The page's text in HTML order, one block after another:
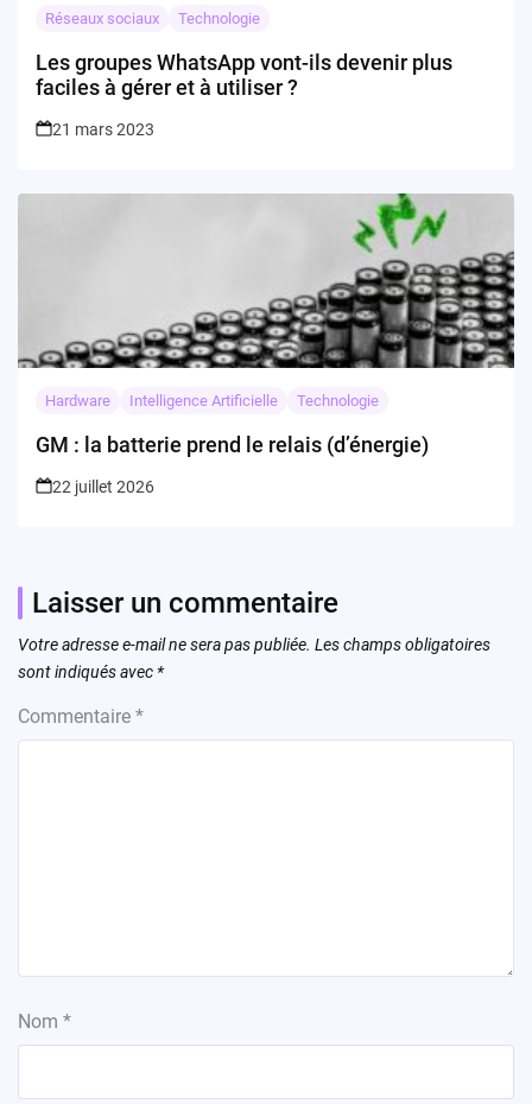
Réseaux sociaux Technologie
Les groupes WhatsApp vont-ils devenir plus
faciles à gérer et à utiliser ?
21 mars 2023
Hardware Intelligence Artificielle Technologie
GM : la batterie prend le relais (d’énergie)
22 juillet 2026
Laisser un commentaire
Votre adresse e-mail ne sera pas publiée. Les champs obligatoires
sont indiqués avec *
Commentaire *
Nom *